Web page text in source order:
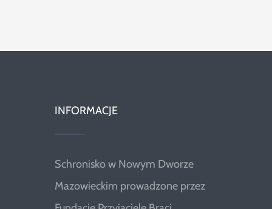
INFORMACJE
Schronisko w Nowym Dworze
Mazowieckim prowadzone przez